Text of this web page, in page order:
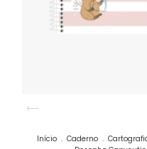
Início . Caderno .